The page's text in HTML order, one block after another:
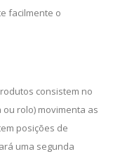
facilmente o
consistem no
rolo) movimenta as
posições de
uma segunda